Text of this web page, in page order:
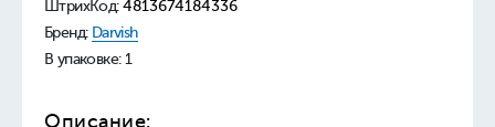
ШтрихКод: 4813674184336
Бренд: Darvish
В упаковке: 1
Описание: